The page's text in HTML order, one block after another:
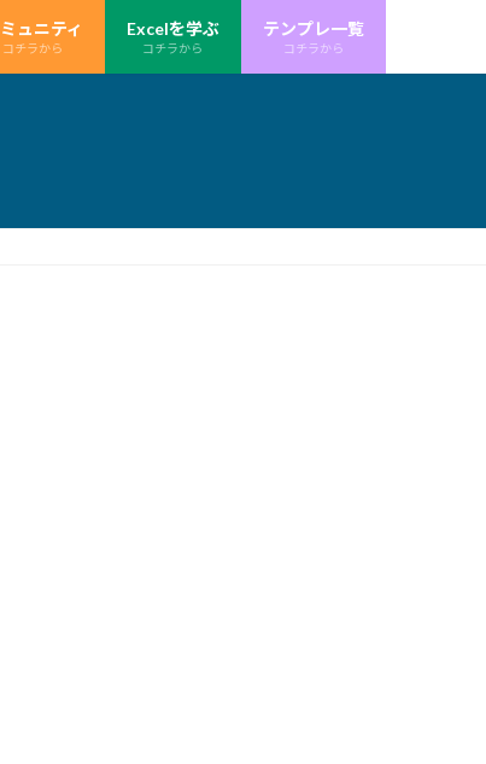
ュニティ
コチラから
Excelを学ぶ
コチラから
テンプレ一覧
コチラから